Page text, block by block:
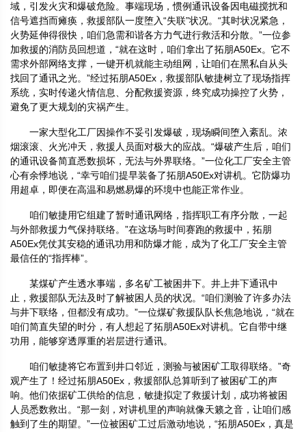
域，引发火灾和爆破危险。事端现场，惯例通讯设备因电磁搅扰和
信号遮挡而瘫痪，救援部队一度堕入“失联”状况。“其时状况紧急，
火势延伸得很快，咱们急需和谐各方力气进行救活和分散。”一位参
加救援的消防员回想道，“就在这时，咱们拿出了拓朋A50Ex。它不
需求外部网络支撑，一键开机就能主动组网，让咱们在黑私自从头
找回了通讯之光。”经过拓朋A50Ex，救援部队敏捷树立了现场指挥
系统，实时传递火情信息、分配救援资源，终究成功操控了火势，
避免了更大规划的灾祸产生。
一家大型化工厂因操作不妥引发爆破，现场瞬间堕入紊乱。浓
烟滚滚、火光冲天，救援人员面对极大的应战。“爆破产生后，咱们
的通讯设备简直悉数损坏，无法与外界联络。”一位化工厂安全主管
心有余悸地说，“幸亏咱们提早装备了拓朋A50Ex对讲机。它防爆功
用超卓，即便在高温和易燃易爆的环境中也能正常作业。
咱们敏捷用它组建了暂时通讯网络，指挥职工有序分散，一起
与外部救援力气保持联络。”在这场与时间赛跑的救援中，拓朋
A50Ex凭仗其安稳的通讯功用和防爆才能，成为了化工厂安全主管
最信任的“指挥棒”。
某煤矿产生透水事端，多名矿工被困井下。井上井下通讯中
止，救援部队无法及时了解被困人员的状况。“咱们测验了许多办法
与井下联络，但都没有成功。”一位煤矿救援队队长焦急地说，“就在
咱们简直失望的时分，有人想起了拓朋A50Ex对讲机。它自带中继
功用，能够穿透厚重的岩层进行通讯。
咱们敏捷将它布置到井口邻近，测验与被困矿工取得联络。”奇
观产生了！经过拓朋A50Ex，救援部队总算听到了被困矿工的声
响。他们依据矿工供给的信息，敏捷拟定了救援计划，成功将被困
人员悉数救出。“那一刻，对讲机里的声响就像天籁之音，让咱们感
触到了生的期望。”一位被困矿工过后激动地说，“拓朋A50Ex，真是